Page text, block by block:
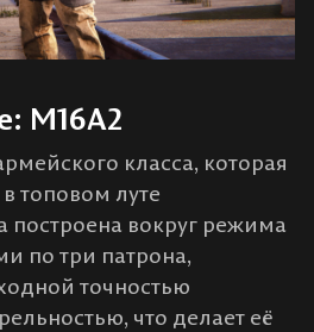
M16A2
класса, которая
топовом луте
построена вокруг режима
по три патрона,
точностью
что делает её